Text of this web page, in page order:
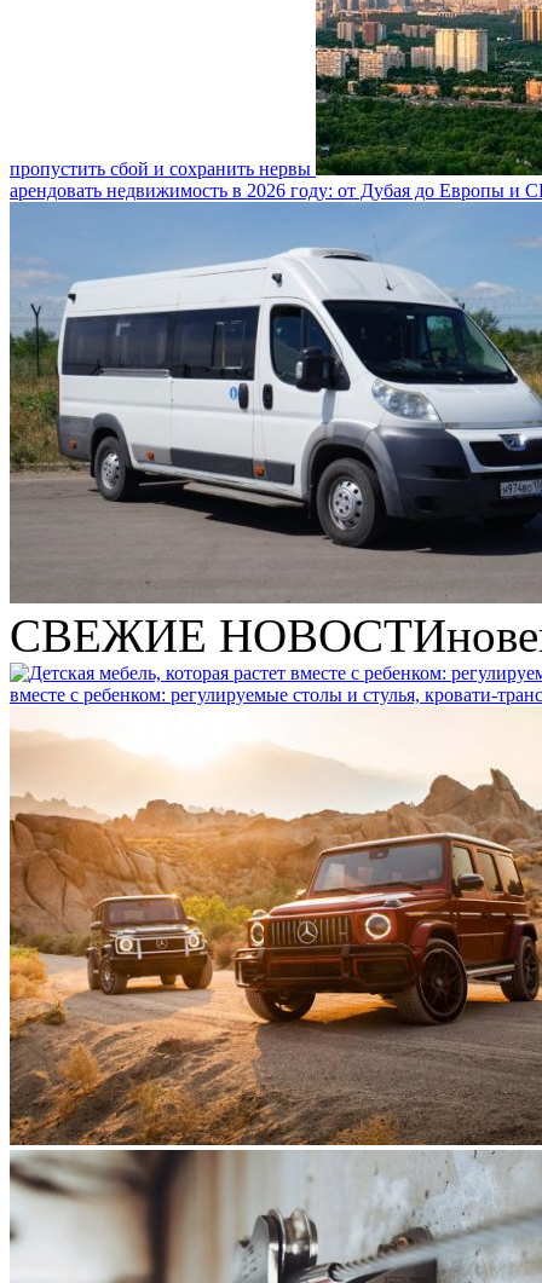
пропустить сбой и сохранить нервы
арендовать недвижимость в 2026 году: от Дубая до Европы и
СВЕЖИЕ НОВОСТИ
вместе с ребенком: регулируемые столы и стулья, кровати-